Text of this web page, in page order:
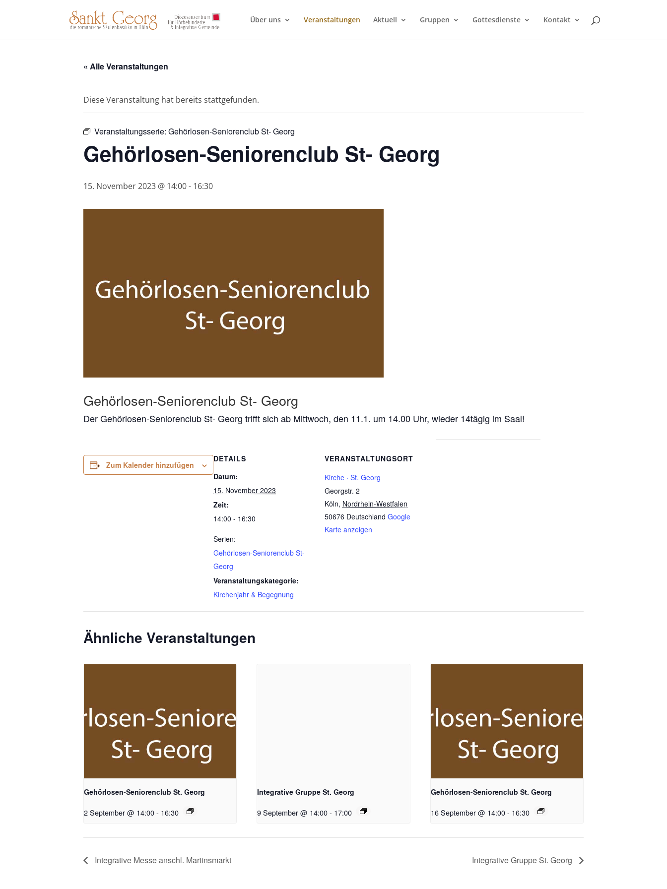
Über uns Veranstaltungen Aktuell Gruppen Gottesdienste Kontakt
« Alle Veranstaltungen
Diese Veranstaltung hat bereits stattgefunden.
Veranstaltungsserie: Gehörlosen-Seniorenclub St- Georg
Gehörlosen-Seniorenclub St- Georg
15. November 2023 @ 14:00- 16:30
Gehörlosen-Seniorenclub St- Georg
Der Gehörlosen-Seniorenclub St- Georg trifft sich ab Mittwoch, den 11.1. um 14.00 Uhr, wieder 14tägig im Saal!
Zum Kalender hinzufügen
DETAILS
Datum:
15. November 2023
Zeit:
14:00 - 16:30
Serien:
Gehörlosen-Seniorenclub St-
Georg
Veranstaltungskategorie:
Kirchenjahr & Begegnung
VERANSTALTUNGSORT
Kirche · St. Georg
Georgstr. 2
Köln, Nordrhein-Westfalen
50676 Deutschland Google
Karte anzeigen
Ähnliche Veranstaltungen
Gehörlosen-Seniorenclub St. Georg
2 September @ 14:00- 16:30
Integrative Gruppe St. Georg
9 September @ 14:00 - 17:00
Gehörlosen-Seniorenclub St. Georg
16 September @ 14:00- 16:30
Integrative Messe anschl. Martinsmarkt Integrative Gruppe St. Georg